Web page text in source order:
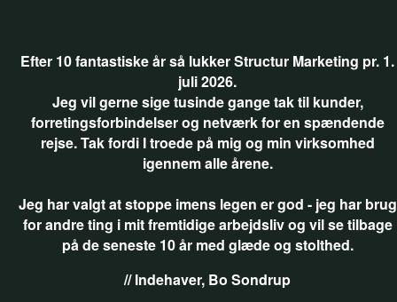
Efter 10 fantastiske år så lukker Structur Marketing pr. 1.
juli 2026.
Jeg vil gerne sige tusinde gange tak til kunder,
forretingsforbindelser og netværk for en spændende
rejse. Tak fordi I troede på mig og min virksomhed
igennem alle årene.
Jeg har valgt at stoppe imens legen er god - jeg har brug
for andre ting i mit fremtidige arbejdsliv og vil se tilbage
på de seneste 10 år med glæde og stolthed.
// Indehaver, Bo Sondrup